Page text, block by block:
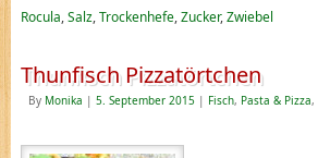
Rocula,Salz,Trockenhefe,Zucker,Zwiebel
Thunfisch Pizzatörtchen
By Monika | 5. September 2015 | Fisch, Pasta & Pizza,